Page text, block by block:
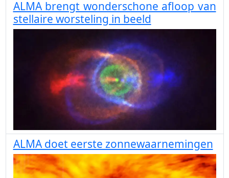
ALMA brengt wonderschone afloop van
stellaire worsteling in beeld
ALMA doet eerste zonnewaarnemingen